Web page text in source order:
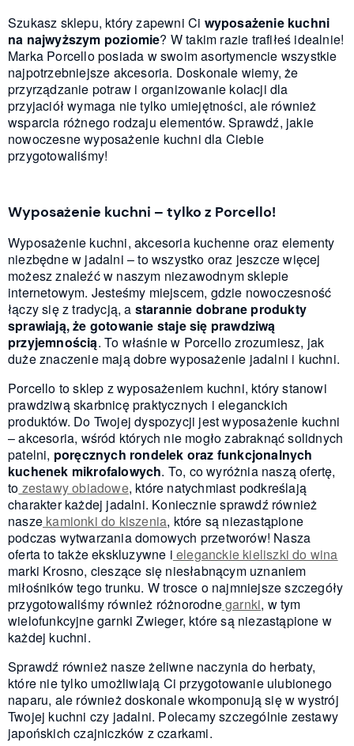
Szukasz sklepu, który zapewni Ci wyposażenie kuchni
na najwyższym poziomie? W takim razie trafiłeś idealnie!
Marka Porcello posiada w swoim asortymencie wszystkie
najpotrzebniejsze akcesoria. Doskonale wiemy, że
przyrządzanie potraw i organizowanie kolacji dla
przyjaciół wymaga nie tylko umiejętności, ale również
wsparcia różnego rodzaju elementów. Sprawdź, jakie
nowoczesne wyposażenie kuchni dla Ciebie
przygotowaliśmy!
Wyposażenie kuchni – tylko z Porcello!
Wyposażenie kuchni, akcesoria kuchenne oraz elementy
niezbędne w jadalni – to wszystko oraz jeszcze więcej
możesz znaleźć w naszym niezawodnym sklepie
internetowym. Jesteśmy miejscem, gdzie nowoczesność
łączy się z tradycją, a starannie dobrane produkty
sprawiają, że gotowanie staje się prawdziwą
przyjemnością. To właśnie w Porcello zrozumiesz, jak
duże znaczenie mają dobre wyposażenie jadalni i kuchni.
Porcello to sklep z wyposażeniem kuchni, który stanowi
prawdziwą skarbnicę praktycznych i eleganckich
produktów. Do Twojej dyspozycji jest wyposażenie kuchni
– akcesoria, wśród których nie mogło zabraknąć solidnych
patelni, poręcznych rondelek oraz funkcjonalnych
kuchenek mikrofalowych. To, co wyróżnia naszą ofertę,
to zestawy obiadowe, które natychmiast podkreślają
charakter każdej jadalni. Koniecznie sprawdź również
nasze kamionki do kiszenia, które są niezastąpione
podczas wytwarzania domowych przetworów! Nasza
oferta to także ekskluzywne i eleganckie kieliszki do wina
marki Krosno, cieszące się niesłabnącym uznaniem
miłośników tego trunku. W trosce o najmniejsze szczegóły
przygotowaliśmy również różnorodnegarnki, w tym
wielofunkcyjne garnki Zwieger, które są niezastąpione w
każdej kuchni.
Sprawdź również nasze żeliwne naczynia do herbaty,
które nie tylko umożliwiają Ci przygotowanie ulubionego
naparu, ale również doskonale wkomponują się w wystrój
Twojej kuchni czy jadalni. Polecamy szczególnie zestawy
japońskich czajniczków z czarkami.